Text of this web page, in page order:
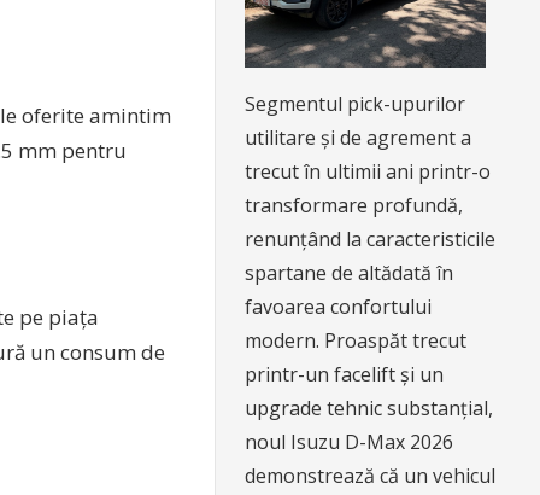
oferite amintim
mm pentru
pe piața
un consum de
Segmentul pick-upurilor
utilitare și de agrement a
trecut în ultimii ani printr-o
transformare profundă,
renunțând la caracteristicile
spartane de altădată în
favoarea confortului
modern. Proaspăt trecut
printr-un facelift și un
upgrade tehnic substanțial,
noul Isuzu D-Max 2026
demonstrează că un vehicul